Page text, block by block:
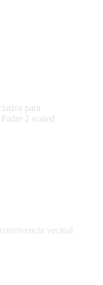
para
2 scaled
vecinal